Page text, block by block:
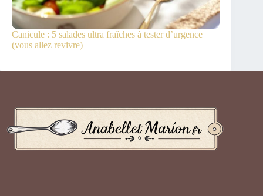
Canicule : 5 salades ultra fraîches à tester d’urgence
(vous allez revivre)